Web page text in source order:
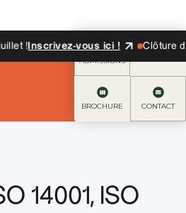
!Inscrivez-vous ici ! Clôture
ADMISSIONS
BROCHURE CONTACT
14001, ISO